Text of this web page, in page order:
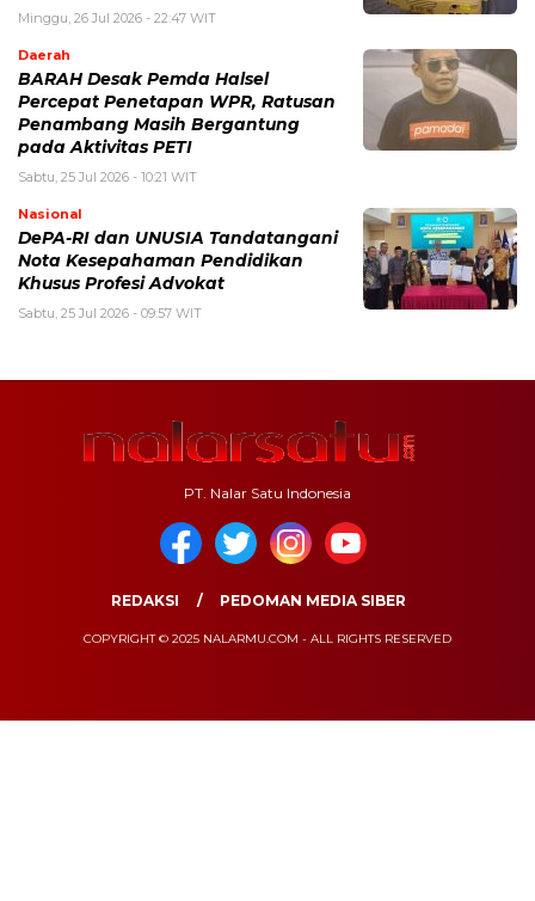
Minggu, 26 Jul 2026 - 22:47 WIT
Daerah
BARAH Desak Pemda Halsel
Percepat Penetapan WPR, Ratusan
Penambang Masih Bergantung
pada Aktivitas PETI
Sabtu, 25 Jul 2026 - 10:21 WIT
Nasional
DePA-RI dan UNUSIA Tandatangani
Nota Kesepahaman Pendidikan
Khusus Profesi Advokat
Sabtu, 25 Jul 2026 - 09:57 WIT
PT. Nalar Satu Indonesia
REDAKSI PEDOMAN MEDIA SIBER
COPYRIGHT © 2025 NALARMU.COM - ALL RIGHTS RESERVED